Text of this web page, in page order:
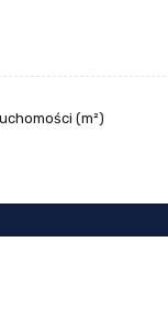
(m²)